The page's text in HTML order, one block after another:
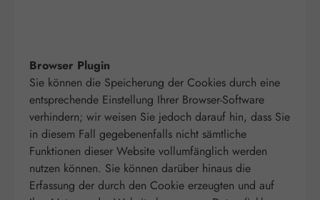
Browser Plugin
Sie können die Speicherung der Cookies durch eine
entsprechende Einstellung Ihrer Browser-Software
verhindern; wir weisen Sie jedoch darauf hin, dass Sie
in diesem Fall gegebenenfalls nicht sämtliche
Funktionen dieser Website vollumfänglich werden
nutzen können. Sie können darüber hinaus die
Erfassung der durch den Cookie erzeugten und auf